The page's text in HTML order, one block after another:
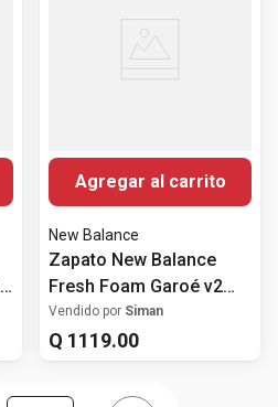
Agregar al carrito
New Balance
Zapato New Balance
Fresh Foam Garoé v2
deportivo azul para
hombre
Vendido por Siman
Q 1119.00